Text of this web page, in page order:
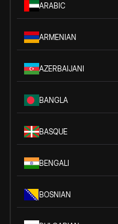
ARABIC
ARMENIAN
AZERBAIJANI
BANGLA
BASQUE
BENGALI
BOSNIAN